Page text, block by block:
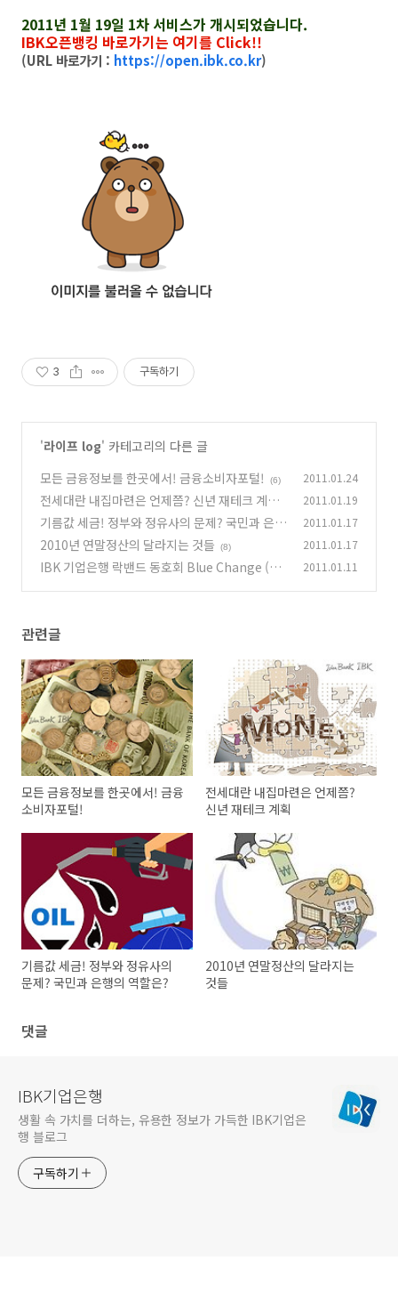
2011년 1월 19일 1차 서비스가 개시되었습니다.
IBK오픈뱅킹 바로가기는 여기를 Click!!
(URL 바로가기 : https://open.ibk.co.kr)
3 구독하기
'라이프 log' 카테고리의 다른 글
모든 금융정보를 한곳에서! 금융소비자포털!
(6) 2011.01.24
전세대란 내집마련은 언제쯤? 신년 재테크 계획
(8)
2011.01.19
기름값 세금! 정부와 정유사의 문제? 국민과 은행
의 역할은?
(10)
2011.01.17
2010년 연말정산의 달라지는 것들 (8) 2011.01.17
IBK 기업은행 락밴드 동호회 Blue Change (블
2011.01.11
관련글
모든 금융정보를 한곳에서! 금융
소비자포털!
전세대란 내집마련은 언제쯤?
신년 재테크 계획
기름값 세금! 정부와 정유사의
문제? 국민과 은행의 역할은?
2010년 연말정산의 달라지는
것들
댓글
IBK기업은행
생활 속 가치를 더하는, 유용한 정보가 가득한 IBK기업은
행 블로그
구독하기